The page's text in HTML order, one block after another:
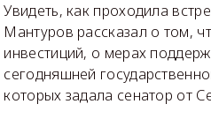
Увидеть, как проходила
Мантуров рассказал о том,
инвестиций, о мерах
сегодняшней
которых задала сенатор от